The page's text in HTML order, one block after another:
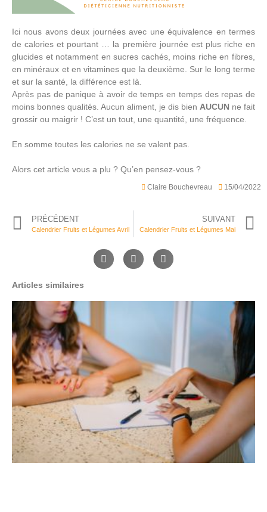
Ici nous avons deux journées avec une équivalence en termes
de calories et pourtant … la première journée est plus riche en
glucides et notamment en sucres cachés, moins riche en fibres,
en minéraux et en vitamines que la deuxième. Sur le long terme
et sur la santé, la différence est là.
Après pas de panique à avoir de temps en temps des repas de
moins bonnes qualités. Aucun aliment, je dis bien AUCUN ne fait
grossir ou maigrir ! C’est un tout, une quantité, une fréquence.
En somme toutes les calories ne se valent pas.
Alors cet article vous a plu ? Qu’en pensez-vous ?
Claire Bouchevreau 15/04/2022
PRÉCÉDENT
Calendrier Fruits et Légumes Avril
SUIVANT
Calendrier Fruits et Légumes Mai
Articles similaires